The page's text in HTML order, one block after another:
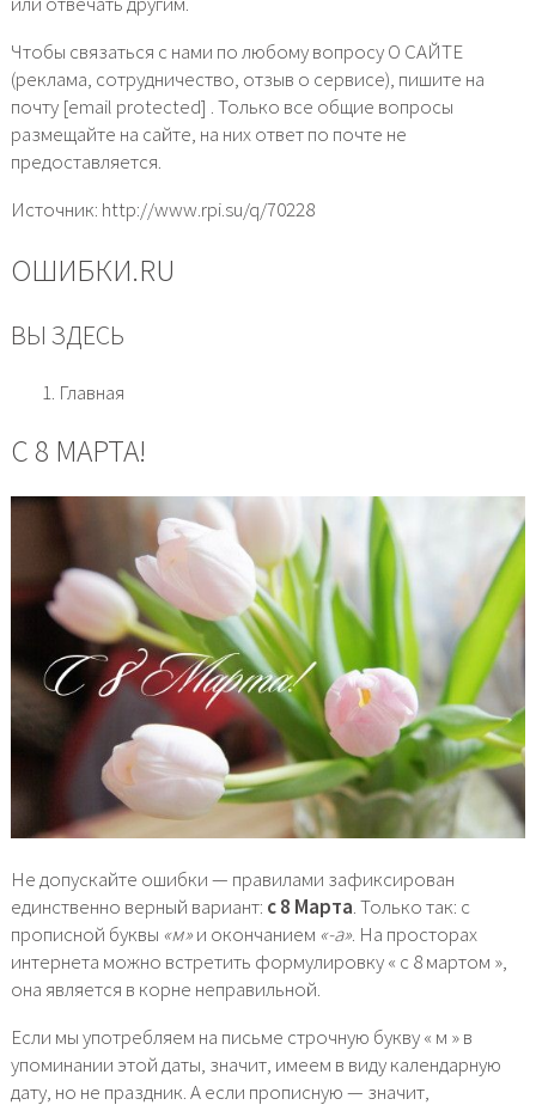
Чтобы связаться с нами по любому вопросу О САЙТЕ
(реклама, сотрудничество, отзыв о сервисе), пишите на
почту [email protected] . Только все общие вопросы
размещайте на сайте, на них ответ по почте не
предоставляется.
Источник: http://www.rpi.su/q/70228
ОШИБКИ.RU
ВЫ ЗДЕСЬ
Главная
С 8 МАРТА!
Не допускайте ошибки — правилами зафиксирован
единственно верный вариант: с 8 Марта. Только так: с
прописной буквы «м»и окончанием «-а». На просторах
интернета можно встретить формулировку « с 8 мартом »,
она является в корне неправильной.
Если мы употребляем на письме строчную букву « м » в
упоминании этой даты, значит, имеем в виду календарную
дату, но не праздник. А если прописную — значит,